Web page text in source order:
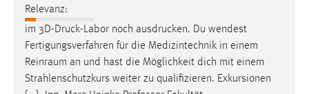
Relevanz:
im 3D-Druck-Labor noch ausdrucken. Du wendest
Fertigungsverfahren für die Medizintechnik in einem
Reinraum an und hast die Möglichkeit dich mit einem
Strahlenschutzkurs weiter zu qualifizieren. Exkursionen
Login
Name:
fe_user, be_user, be_lastLoginProvider
Zweck:
Dieser Cookie ist notwendig um sich an der Website